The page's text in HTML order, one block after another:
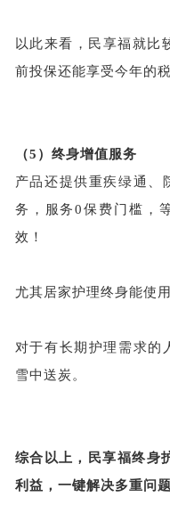
以此来看，民享福就比
前投保还能享受今年的
（5） 终身增值服务
产品还提供重疾绿通、
务，服务0保费门槛，
效！
尤其居家护理终身能使用
对于有长期护理需求的
雪中送炭。
综合以上，民享福终身
利益，一键解决多重问题